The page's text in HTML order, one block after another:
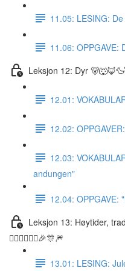
11.05: LESING:
11.06: OPPGAVE:
Leksjon 12: Dyr
12.01:
12.02:
12.03:
andungen"
12.04: OPPGAVE:
Leksjon 13: Høytider,
👰🏼‍♀️🤵🏽‍♂️🎉🎊🎆
13.01: LESING: